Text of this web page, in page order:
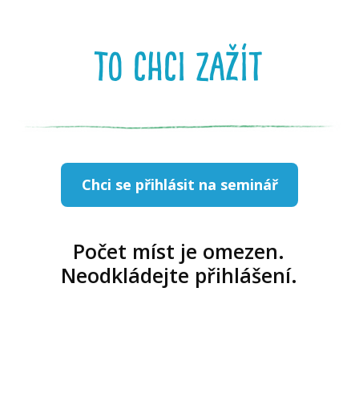
to chci zažít
Chci se přihlásit na seminář
Počet míst je omezen.
Neodkládejte přihlášení.